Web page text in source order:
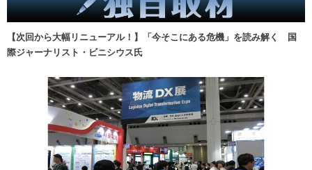
【次回から大幅リニューアル！】「今そこにある危機」を読み解く 国
際ジャーナリスト・ビニシウス氏